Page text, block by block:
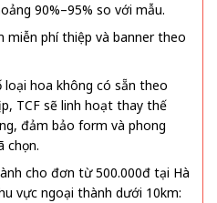
90%–95% so với mẫu.
miễn phí thiệp và banner theo
hoa không có sẵn theo
TCF sẽ linh hoạt thay thế
đảm bảo form và phong
chọn.
cho đơn từ 500.000đ tại Hà
vực ngoại thành dưới 10km: